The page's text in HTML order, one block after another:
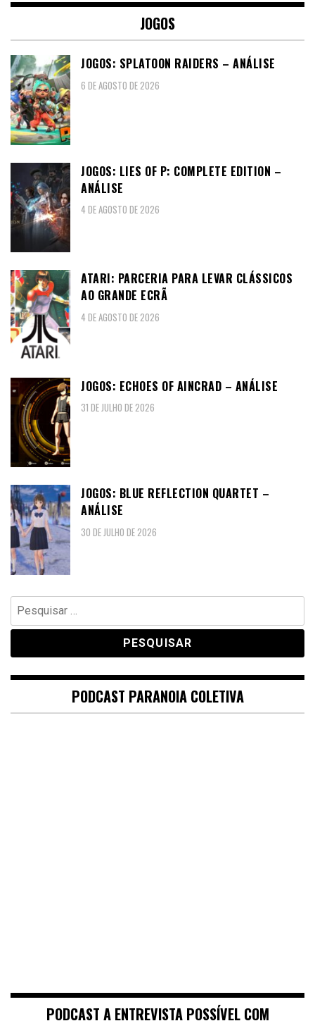
JOGOS
JOGOS: SPLATOON RAIDERS – ANÁLISE
6 DE AGOSTO DE 2026
JOGOS: LIES OF P: COMPLETE EDITION –
ANÁLISE
4 DE AGOSTO DE 2026
ATARI: PARCERIA PARA LEVAR CLÁSSICOS
AO GRANDE ECRÃ
4 DE AGOSTO DE 2026
JOGOS: ECHOES OF AINCRAD – ANÁLISE
31 DE JULHO DE 2026
JOGOS: BLUE REFLECTION QUARTET –
ANÁLISE
30 DE JULHO DE 2026
Pesquisar
por:
PODCAST PARANOIA COLETIVA
PODCAST A ENTREVISTA POSSÍVEL COM